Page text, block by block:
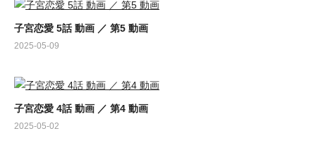
子宮恋愛 5話 動画 ／ 第5 動画
2025-05-09
子宮恋愛 4話 動画 ／ 第4 動画
2025-05-02